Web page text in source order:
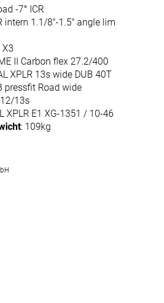
-7° ICR
intern 1.1/8"-1.5" angle lim
X3
II Carbon flex 27.2/400
XPLR 13s wide DUB 40T
pressfit Road wide
12/13s
XPLR E1 XG-1351 / 10-46
: 109kg